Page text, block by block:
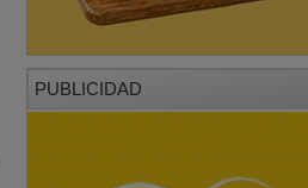
PUBLICIDAD